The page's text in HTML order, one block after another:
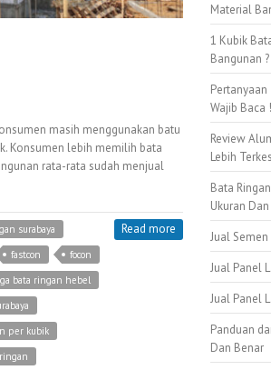
masih menggunakan batu
Konsumen lebih memilih bata
rata-rata sudah menjual
surabaya
fastcon
focon
bata ringan hebel
per kubik
Read more
Material
1 Kubik
Bangunan ?
Wajib Baca !
Review
Lebih
Bata
Ukuran
Jual
Jual Panel
Jual Panel
Panduan
Dan Benar